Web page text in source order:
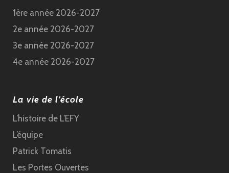
1ère année 2026-2027
2e année 2026-2027
3e année 2026-2027
4e année 2026-2027
La vie de l’école
L’histoire de L’EFY
L’équipe
Patrick Tomatis
Les Portes Ouvertes